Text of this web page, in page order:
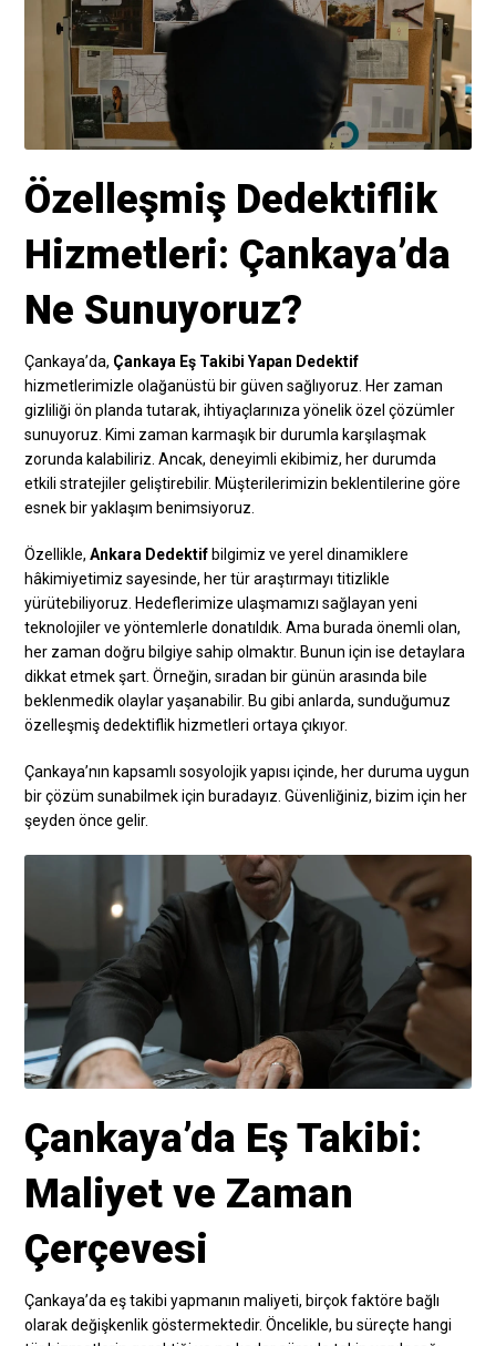
Özelleşmiş Dedektiflik
Hizmetleri: Çankaya’da
Ne Sunuyoruz?
Çankaya’da, Çankaya Eş Takibi Yapan Dedektif
hizmetlerimizle olağanüstü bir güven sağlıyoruz. Her zaman
gizliliği ön planda tutarak, ihtiyaçlarınıza yönelik özel çözümler
sunuyoruz. Kimi zaman karmaşık bir durumla karşılaşmak
zorunda kalabiliriz. Ancak, deneyimli ekibimiz, her durumda
etkili stratejiler geliştirebilir. Müşterilerimizin beklentilerine göre
esnek bir yaklaşım benimsiyoruz.
Özellikle,Ankara Dedektif bilgimiz ve yerel dinamiklere
hâkimiyetimiz sayesinde, her tür araştırmayı titizlikle
yürütebiliyoruz. Hedeflerimize ulaşmamızı sağlayan yeni
teknolojiler ve yöntemlerle donatıldık. Ama burada önemli olan,
her zaman doğru bilgiye sahip olmaktır. Bunun için ise detaylara
dikkat etmek şart. Örneğin, sıradan bir günün arasında bile
beklenmedik olaylar yaşanabilir. Bu gibi anlarda, sunduğumuz
özelleşmiş dedektiflik hizmetleri ortaya çıkıyor.
Çankaya’nın kapsamlı sosyolojik yapısı içinde, her duruma uygun
bir çözüm sunabilmek için buradayız. Güvenliğiniz, bizim için her
şeyden önce gelir.
Çankaya’da Eş Takibi:
Maliyet ve Zaman
Çerçevesi
Çankaya’da eş takibi yapmanın maliyeti, birçok faktöre bağlı
olarak değişkenlik göstermektedir. Öncelikle, bu süreçte hangi